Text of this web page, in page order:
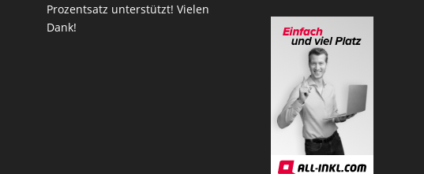
Prozentsatz unterstützt! Vielen
Dank!